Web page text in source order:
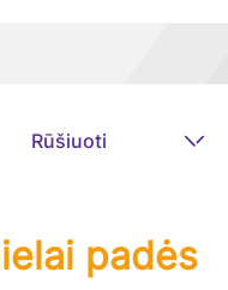
padės